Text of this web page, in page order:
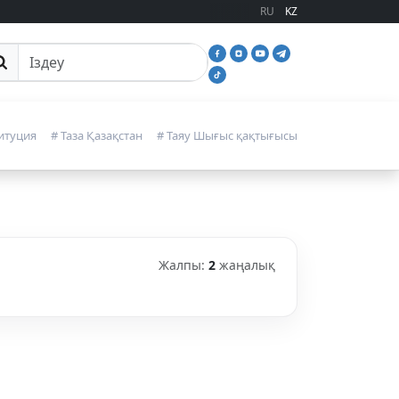
RU KZ
іздеу
# Таза Қазақстан # Таяу Шығыс қақтығысы
Жалпы: 2 жаңалық